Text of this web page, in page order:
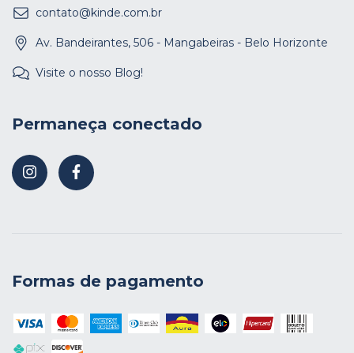
contato@kinde.com.br
Av. Bandeirantes, 506 - Mangabeiras - Belo Horizonte
Visite o nosso Blog!
Permaneça conectado
Formas de pagamento